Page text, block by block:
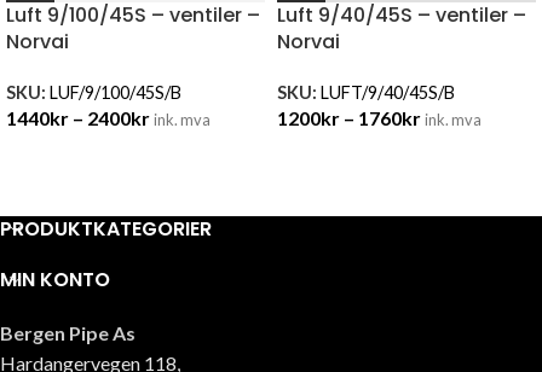
Luft 9/100/45S – ventiler –
Norvai
SKU: LUF/9/100/45S/B
1440kr – 2400krink. mva
Luft 9/40/45S – ventiler –
Norvai
SKU: LUFT/9/40/45S/B
1200kr – 1760krink. mva
PRODUKTKATEGORIER
MIN KONTO
Bergen Pipe As
Hardangervegen 118,